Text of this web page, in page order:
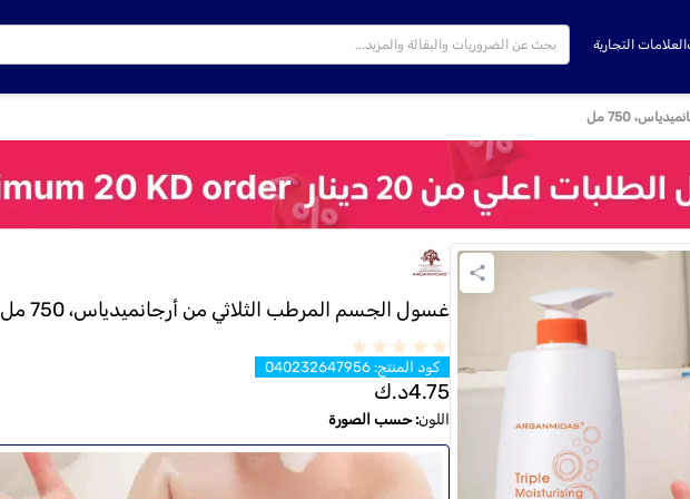
العلامات التجارية
750 مل
غسول الجسم المرطب الثلاثي من أرجانميدياس، 750 مل
كود المنتج:
040232647956
4.75د.ك
اللون:حسب الصورة